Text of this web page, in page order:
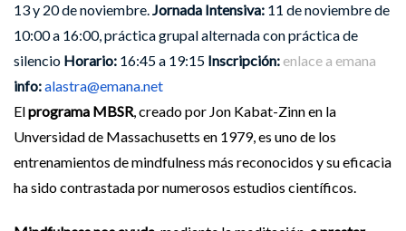
13 y 20 de noviembre.Jornada Intensiva: 11 de noviembre de
10:00 a 16:00, práctica grupal alternada con práctica de
silencio Horario: 16:45 a 19:15 Inscripción: enlace a emana
info:alastra@emana.net
Elprograma MBSR, creado por Jon Kabat-Zinn en la
Unversidad de Massachusetts en 1979, es uno de los
entrenamientos de mindfulness más reconocidos y su eficacia
ha sido contrastada por numerosos estudios científicos.